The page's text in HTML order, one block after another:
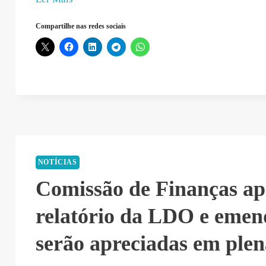
–
2021-
Compartilhe nas redes sociais
NOTÍCIAS
Comissão de Finanças
relatório da LDO e
serão apreciadas em